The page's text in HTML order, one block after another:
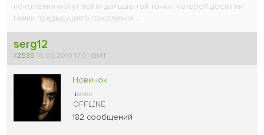
поколения могут пойти дальше той точки, которой достигли
гении предыдущего поколения...
serg12
#2535 16.05.2010 17:01 GMT
Новичок
182 сообщений